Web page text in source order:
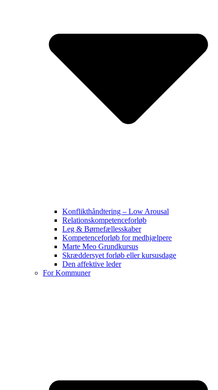
Konflikthåndtering – Low Arousal
Relationskompetenceforløb
Leg & Børnefællesskaber
Kompetenceforløb for medhjælpere
Marte Meo Grundkursus
Skræddersyet forløb eller kursusdage
Den affektive leder
For Kommuner